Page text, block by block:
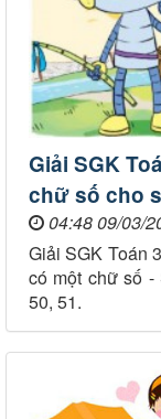
Giải SGK
chữ số cho
04:48 09/03/
Giải SGK Toán
có một chữ số -
50, 51.